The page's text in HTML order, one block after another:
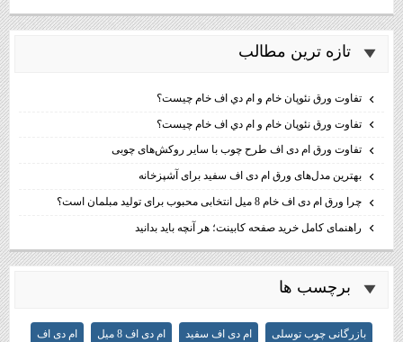
تازه ترين مطالب
تفاوت ورق نئوپان خام و ام دي اف خام چيست؟
تفاوت ورق نئوپان خام و ام دي اف خام چيست؟
تفاوت ورق ام دی اف طرح چوب با سایر روکش‌های چوبی
بهترین مدل‌های ورق ام دی اف سفید برای آشپزخانه
چرا ورق ام دی اف خام 8 میل انتخابی محبوب برای تولید مبلمان است؟
راهنمای کامل خرید صفحه کابینت؛ هر آنچه باید بدانید
برچسب ها
بازرگانی چوب توسلی ام دی اف سفید ام دی اف 8 میل ام دی اف